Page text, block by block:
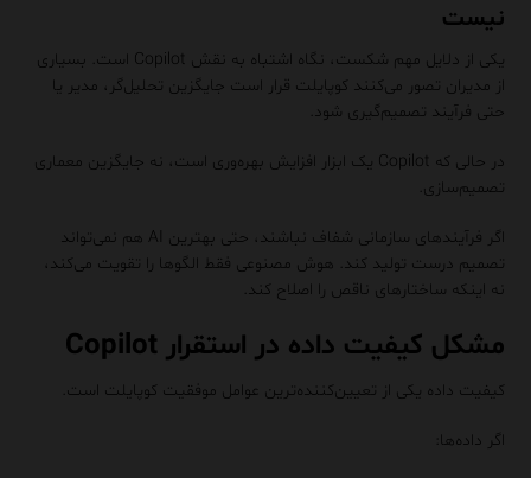
نیست
یکی از دلایل مهم شکست، نگاه اشتباه به نقش Copilot است. بسیاری
از مدیران تصور می‌کنند کوپایلت قرار است جایگزین تحلیل‌گر، مدیر یا
حتی فرآیند تصمیم‌گیری شود.
در حالی که Copilot یک ابزار افزایش بهره‌وری است، نه جایگزین معماری
تصمیم‌سازی.
اگر فرآیندهای سازمانی شفاف نباشند، حتی بهترین AI هم نمی‌تواند
تصمیم درست تولید کند. هوش مصنوعی فقط الگوها را تقویت می‌کند،
نه اینکه ساختارهای ناقص را اصلاح کند.
مشکل کیفیت داده در استقرار Copilot
کیفیت داده یکی از تعیین‌کننده‌ترین عوامل موفقیت کوپایلت است.
اگر داده‌ها: